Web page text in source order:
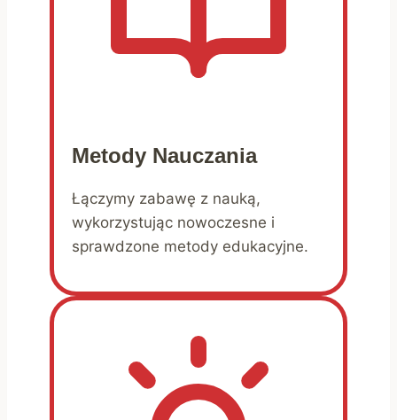
Metody Nauczania
Łączymy zabawę z nauką,
wykorzystując nowoczesne i
sprawdzone metody edukacyjne.